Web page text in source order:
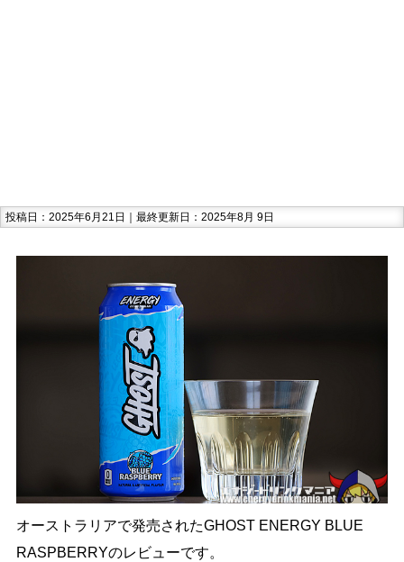
投稿日：2025年6月21日｜最終更新日：2025年8月 9日
オーストラリアで発売されたGHOST ENERGY BLUE
RASPBERRYのレビューです。